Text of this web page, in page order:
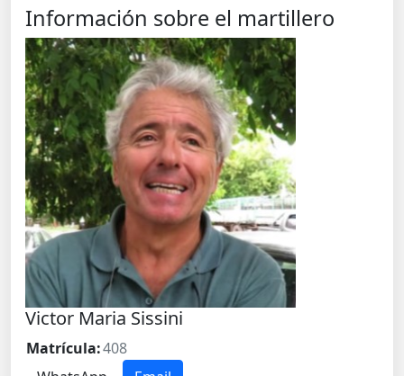
Información sobre el martillero
Victor Maria Sissini
Matrícula:408